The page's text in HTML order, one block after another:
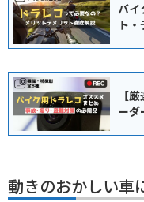
バイ
ト
【
ーダ
動きのおかしい車